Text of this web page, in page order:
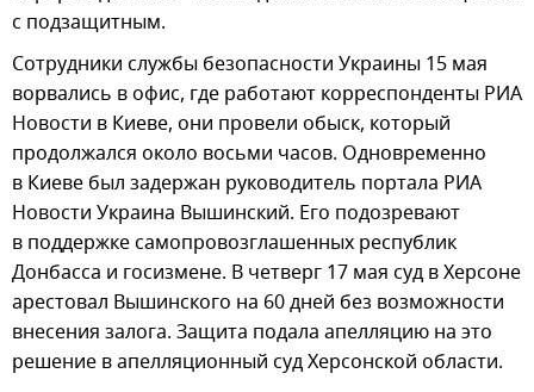
с подзащитным.
Сотрудники службы безопасности Украины 15 мая
ворвались в офис, где работают корреспонденты РИА
Новости в Киеве, они провели обыск, который
продолжался около восьми часов. Одновременно
в Киеве был задержан руководитель портала РИА
Новости Украина Вышинский. Его подозревают
в поддержке самопровозглашенных республик
Донбасса и госизмене. В четверг 17 мая суд в Херсоне
арестовал Вышинского на 60 дней без возможности
внесения залога. Защита подала апелляцию на это
решение в апелляционный суд Херсонской области.